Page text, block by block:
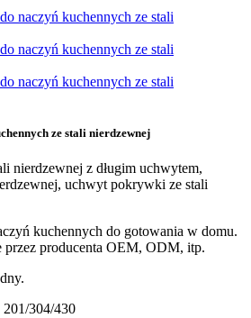
ze stali nierdzewnej
nierdzewnej z długim uchwytem,
uchwyt pokrywki ze stali
kuchennych do gotowania w domu.
przez producenta OEM, ODM, itp.
201/304/430